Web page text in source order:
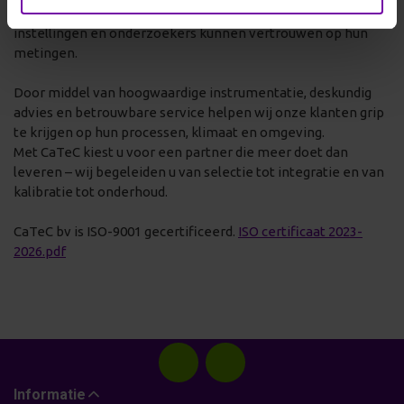
Onze missie is helder: het mogelijk maken dat bedrijven,
instellingen en onderzoekers kunnen vertrouwen op hun
metingen.
Door middel van hoogwaardige instrumentatie, deskundig
advies en betrouwbare service helpen wij onze klanten grip
te krijgen op hun processen, klimaat en omgeving.
Met CaTeC kiest u voor een partner die meer doet dan
leveren – wij begeleiden u van selectie tot integratie en van
kalibratie tot onderhoud.
CaTeC bv is ISO-9001 gecertificeerd. ISO certificaat 2023-
2026.pdf
Informatie